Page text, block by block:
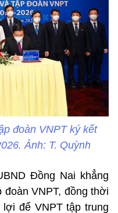
đoàn VNPT ký kết
Ảnh: T. Quỳnh
Đồng Nai khẳng
VNPT, đồng thời
để VNPT tập trung